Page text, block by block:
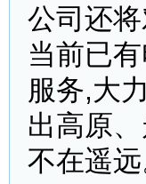
公司还
当前已
服务,大
出高原
不在遥远